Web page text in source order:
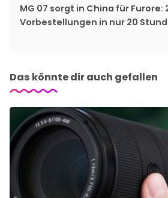
MG 07 sorgt in China für Furore:
Vorbestellungen in nur 20
Das könnte dir auch gefallen